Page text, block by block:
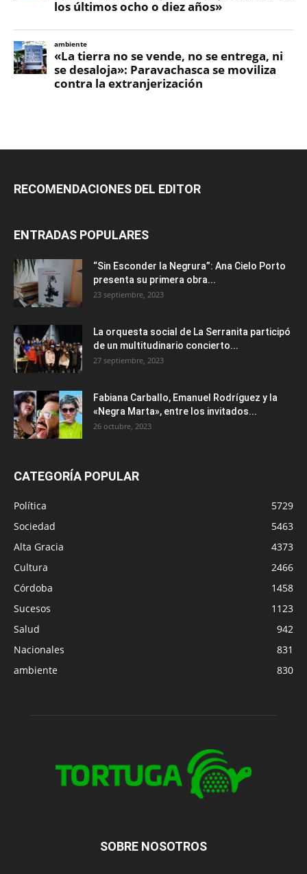
RECOMENDACIONES DEL EDITOR
ENTRADAS POPULARES
“Sin Esconder la Negrura”: Ana Cielo Porto
presenta su primera obra...
23 septiembre, 2023
La orquesta social de La Serranita participó
de un multitudinario concierto...
27 septiembre, 2023
Fabiana Carballo, Emanuel Rodríguez y la
«Negra Marta», entre los invitados...
26 octubre, 2023
CATEGORÍA POPULAR
Política
5729
Sociedad
5463
Alta Gracia
4373
Cultura
2466
Córdoba
1458
Sucesos
1123
Salud
942
Nacionales
831
ambiente
830
SOBRE NOSOTROS